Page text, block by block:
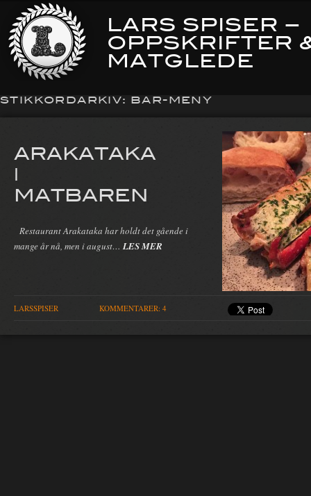
LARS SPISER –
OPPSKRIFTER
MATGLEDE
STIKKORDARKIV: BAR-MENY
ARAKATAKA
|
MATBAREN
Restaurant Arakataka har holdt det gående i
mange år nå, men i august… LES MER
LARSSPISER KOMMENTARER: 4